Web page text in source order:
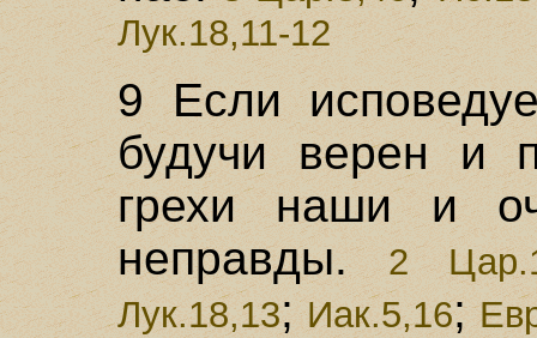
Лук.18,11-12
9 Если
будучи верен и
грехи наши и
неправды. 2
Лук.18,13;Иак.5,16;